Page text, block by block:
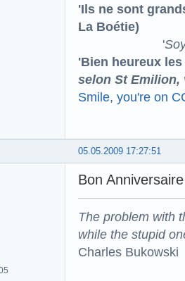
'Ils ne sont
La Boétie)
'
'Bien heureux
selon St Emilion,
Smile, you're on
05.05.2009 17:27:51
Bon
The problem with
while the stupid
Charles Bukowski